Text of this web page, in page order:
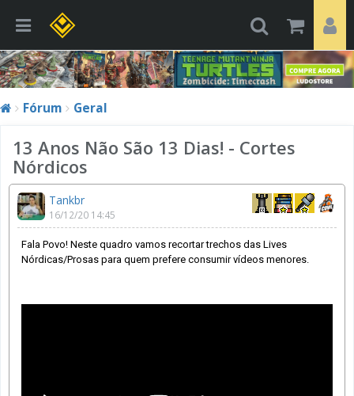
Fórum Geral
13 Anos Não São 13 Dias! - Cortes
Nórdicos
Tankbr
16/12/20 14:45
Fala Povo! Neste quadro vamos recortar trechos das Lives
Nórdicas/Prosas para quem prefere consumir vídeos menores.